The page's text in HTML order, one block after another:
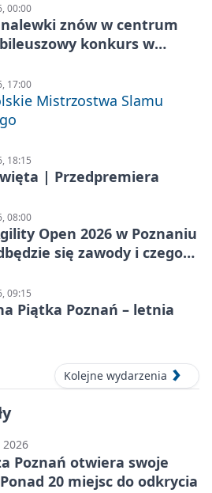
00:00
znów w centrum
konkurs w
17:00
Mistrzostwa Slamu
18:15
| Przedpremiera
08:00
Open 2026 w Poznaniu
się zawody i czego
09:15
Piątka Poznań – letnia
Kolejne wydarzenia
Poznań otwiera swoje
20 miejsc do odkrycia